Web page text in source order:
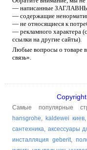
— написанные
— содержащие
— не относящиеся к
— рекламного характера
ссылки на другие сайты).
Любые вопросы о товаре
связь».
Самые популярные
hansgrohe, kaldewei киев
сантехника, аксессуары
инсталляция geberit,